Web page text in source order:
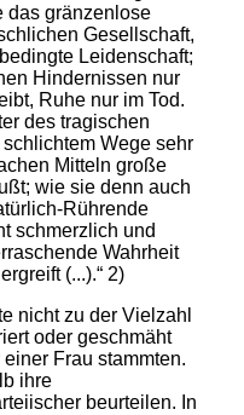
das gränzenlose
Gesellschaft,
Leidenschaft;
Hindernissen nur
Ruhe nur im Tod.
des tragischen
Wege sehr
Mitteln große
wie sie denn auch
Rührende
schmerzlich und
Wahrheit
(...).“ 2)
nicht zu der Vielzahl
oder geschmäht
Frau stammten.
ihre
beurteilen. In